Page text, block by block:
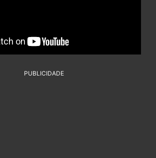
PUBLICIDADE